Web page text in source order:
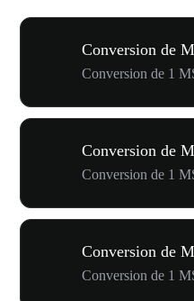
Conversion de
Conversion de 1
Conversion de
Conversion de 1
Conversion de
Conversion de 1